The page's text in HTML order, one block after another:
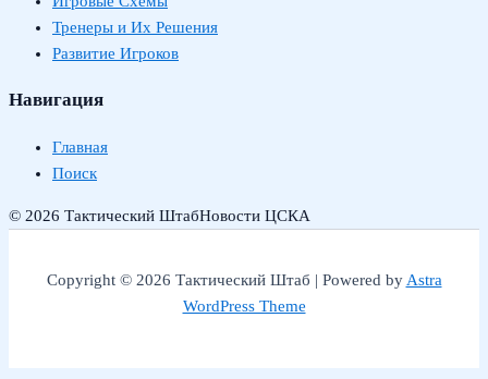
Тренеры и Их Решения
Развитие Игроков
Навигация
Главная
Поиск
© 2026 Тактический ШтабНовости ЦСКА
Copyright © 2026 Тактический Штаб | Powered byAstra
WordPress Theme